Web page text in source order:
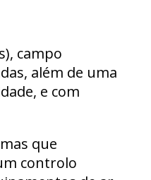
campo
além de uma
e com
que
controlo